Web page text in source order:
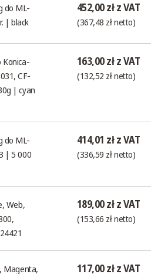
do ML-
| black
452,00 zł z VAT
(367,48 zł netto)
Konica-
CF-
| cyan
163,00 zł z VAT
(132,52 zł netto)
do ML-
| 5 000
414,01 zł z VAT
(336,59 zł netto)
Web,
189,00 zł z VAT
(153,66 zł netto)
Magenta,
117,00 zł z VAT